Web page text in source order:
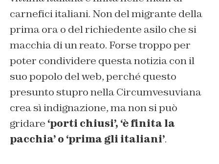
carnefici italiani. Non del migrante della
prima ora o del richiedente asilo che si
macchia di un reato. Forse troppo per
poter condividere questa notizia con il
suo popolo del web, perché questo
presunto stupro nella Circumvesuviana
crea sì indignazione, ma non si può
gridare ‘porti chiusi’, ‘è finita la
pacchia’ o ‘prima gli italiani’.